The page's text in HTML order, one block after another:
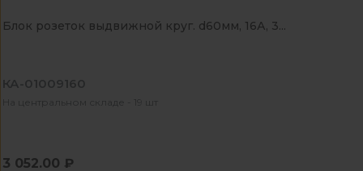
Блок розеток выдвижной круг. d60мм, 16А, 3...
КА-01009160
На центральном складе - 19 шт
3 052.00 ₽